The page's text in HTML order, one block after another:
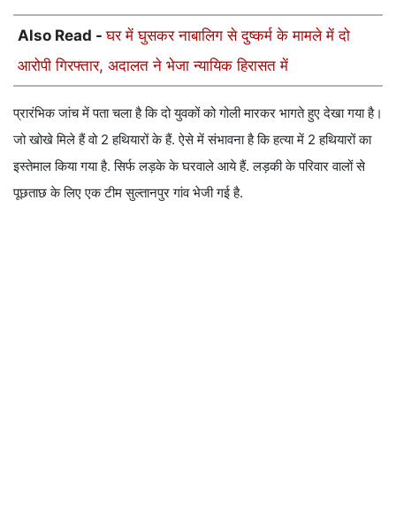
Also Read -घर में घुसकर नाबालिग से दुष्कर्म के मामले में दो
आरोपी गिरफ्तार, अदालत ने भेजा न्यायिक हिरासत में
प्रारंभिक जांच में पता चला है कि दो युवकों को गोली मारकर भागते हुए देखा गया है।
जो खोखे मिले हैं वो 2 हथियारों के हैं. ऐसे में संभावना है कि हत्या में 2 हथियारों का
इस्तेमाल किया गया है. सिर्फ लड़के के घरवाले आये हैं. लड़की के परिवार वालों से
पूछताछ के लिए एक टीम सुल्तानपुर गांव भेजी गई है.